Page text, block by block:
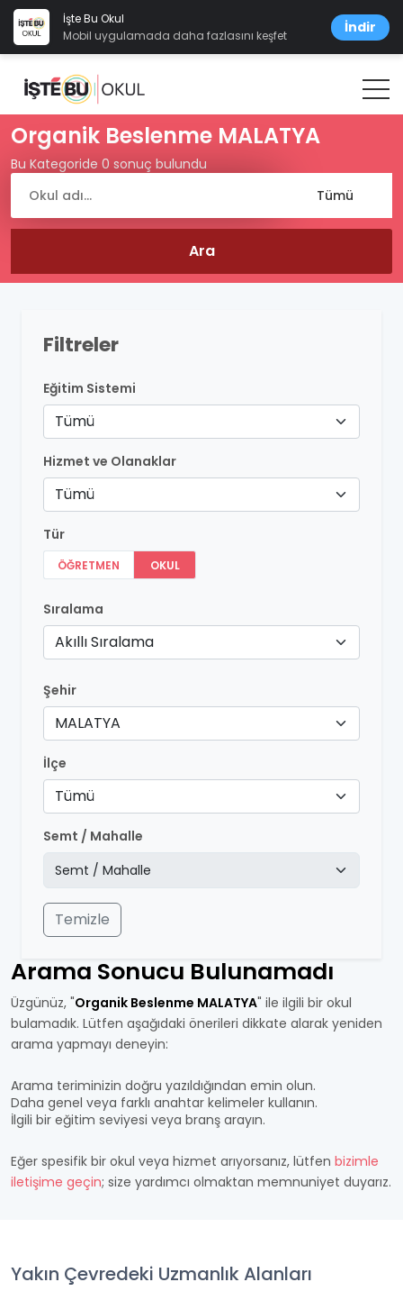
İşte Bu Okul
Mobil uygulamada daha fazlasını keşfet
İndir
Organik Beslenme MALATYA
Bu Kategoride 0 sonuç bulundu
Filtreler
Eğitim Sistemi
Tümü
Hizmet ve Olanaklar
Tümü
Tür
ÖĞRETMEN OKUL
Sıralama
Akıllı Sıralama
Şehir
MALATYA
İlçe
Tümü
Semt / Mahalle
Temizle
Arama Sonucu Bulunamadı
Üzgünüz, "Organik Beslenme MALATYA" ile ilgili bir okul
bulamadık. Lütfen aşağıdaki önerileri dikkate alarak yeniden
arama yapmayı deneyin:
Arama teriminizin doğru yazıldığından emin olun.
Daha genel veya farklı anahtar kelimeler kullanın.
İlgili bir eğitim seviyesi veya branş arayın.
Eğer spesifik bir okul veya hizmet arıyorsanız, lütfen bizimle
iletişime geçin; size yardımcı olmaktan memnuniyet duyarız.
Yakın Çevredeki Uzmanlık Alanları